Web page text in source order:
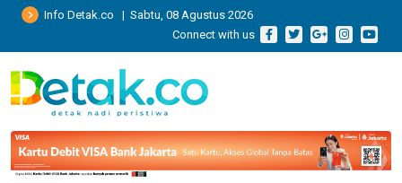
Info Detak.co | Sabtu, 08 Agustus 2026
Connect with us